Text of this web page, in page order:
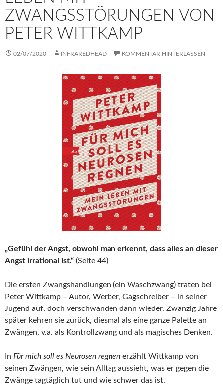
ZWANGSSTÖRUNGEN VON
PETER WITTKAMP
02/07/2020 INFRAREDHEAD KOMMENTAR HINTERLASSEN
„Gefühl der Angst, obwohl man erkennt, dass alles an dieser
Angst irrational ist.“ (Seite 44)
Die ersten Zwangshandlungen (ein Waschzwang) traten bei
Peter Wittkamp – Autor, Werber, Gagschreiber – in seiner
Jugend auf, doch verschwanden dann wieder. Zwanzig Jahre
später kehren sie zurück, diesmal als eine ganze Palette an
Zwängen, v.a. als Kontrollzwang und als magisches Denken.
In Für mich soll es Neurosen regnen erzählt Wittkamp von
seinen Zwängen, wie sein Alltag aussieht, was er gegen die
Zwänge tagtäglich tut und wie schwer das ist.